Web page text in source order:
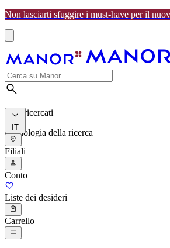
Non lasciarti sfuggire i must-have per il
I più ricercati
Cronologia della ricerca
IT
Filiali
Conto
Liste dei desideri
Carrello